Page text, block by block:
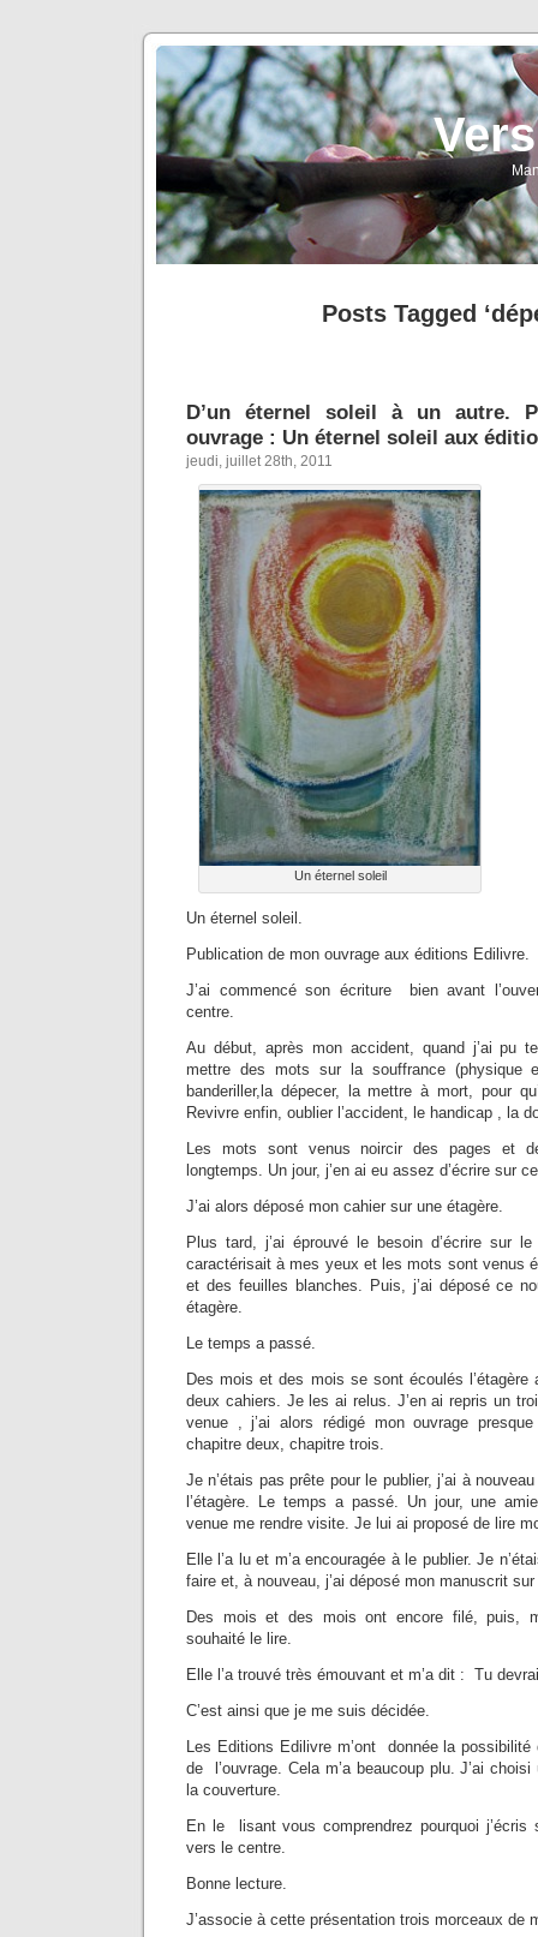
Posts Tagged
D’un éternel soleil à un autre.
ouvrage : Un éternel soleil aux
jeudi, juillet 28th, 2011
Un éternel soleil
Un éternel soleil.
Publication de mon ouvrage aux éditions Edilivre.
J’ai commencé son écriture bien avant
centre.
Au début, après mon accident, quand j’ai pu
mettre des mots sur la souffrance
banderiller,la dépecer, la mettre à mort, pour
Revivre enfin, oublier l’accident, le handicap , la
Les mots sont venus noircir des pages et
longtemps. Un jour, j’en ai eu assez d’écrire sur
J’ai alors déposé mon cahier sur une étagère.
Plus tard, j’ai éprouvé le besoin d’écrire sur
caractérisait à mes yeux et les mots sont venus
et des feuilles blanches. Puis, j’ai déposé ce
étagère.
Le temps a passé.
Des mois et des mois se sont écoulés l’étagère
deux cahiers. Je les ai relus. J’en ai repris un
venue , j’ai alors rédigé mon ouvrage
chapitre deux, chapitre trois.
Je n’étais pas prête pour le publier, j’ai à
l’étagère. Le temps a passé. Un jour, une
venue me rendre visite. Je lui ai proposé de lire
Elle l’a lu et m’a encouragée à le publier. Je
faire et, à nouveau, j’ai déposé mon manuscrit
Des mois et des mois ont encore filé, puis,
souhaité le lire.
Elle l’a trouvé très émouvant et m’a dit : Tu
C’est ainsi que je me suis décidée.
Les Editions Edilivre m’ont donnée la possibilité
de l’ouvrage. Cela m’a beaucoup plu. J’ai
la couverture.
En le lisant vous comprendrez pourquoi j’écris
vers le centre.
Bonne lecture.
J’associe à cette présentation trois morceaux de